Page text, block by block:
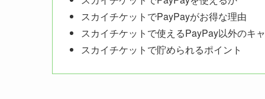
スカイチケットでPayPayがお得な理由
スカイチケットで使えるPayPay以外のキ
スカイチケットで貯められるポイント